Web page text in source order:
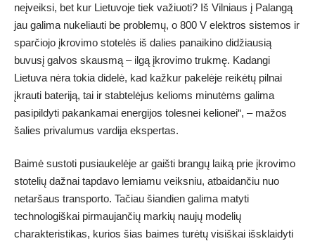
neįveiksi, bet kur Lietuvoje tiek važiuoti? Iš Vilniaus į Palangą
jau galima nukeliauti be problemų, o 800 V elektros sistemos ir
sparčiojo įkrovimo stotelės iš dalies panaikino didžiausią
buvusį galvos skausmą – ilgą įkrovimo trukmę. Kadangi
Lietuva nėra tokia didelė, kad kažkur pakelėje reikėtų pilnai
įkrauti bateriją, tai ir stabtelėjus kelioms minutėms galima
pasipildyti pakankamai energijos tolesnei kelionei“, – mažos
šalies privalumus vardija ekspertas.
Baimė sustoti pusiaukelėje ar gaišti brangų laiką prie įkrovimo
stotelių dažnai tapdavo lemiamu veiksniu, atbaidančiu nuo
netaršaus transporto. Tačiau šiandien galima matyti
technologiškai pirmaujančių markių naujų modelių
charakteristikas, kurios šias baimes turėtų visiškai išsklaidyti